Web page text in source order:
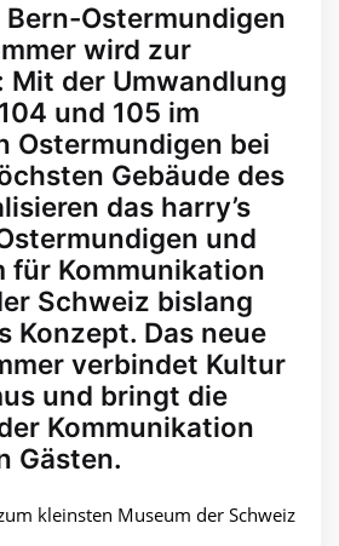
Ostermundigen
wird zur
Mit der Umwandlung
und 105 im
Ostermundigen bei
Gebäude des
das harry’s
und
für Kommunikation
Schweiz bislang
Konzept. Das neue
verbindet Kultur
und bringt die
Kommunikation
Gästen.
kleinsten Museum der Schweiz